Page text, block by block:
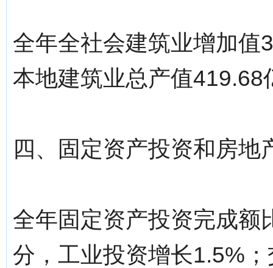
全年全社会建筑业增加值
本地建筑业总产值
四、固定资产投资和房地
全年固定资产投资完成额
分，工业投资增长1.5%